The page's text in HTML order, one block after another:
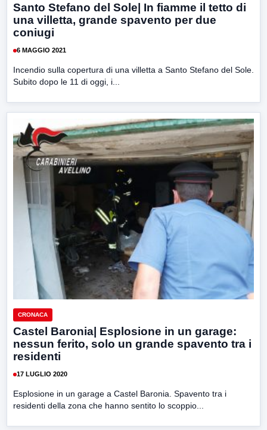
Santo Stefano del Sole| In fiamme il tetto di
una villetta, grande spavento per due
coniugi
6 MAGGIO 2021
Incendio sulla copertura di una villetta a Santo Stefano del Sole.
Subito dopo le 11 di oggi, i...
CRONACA
Castel Baronia| Esplosione in un garage:
nessun ferito, solo un grande spavento tra i
residenti
17 LUGLIO 2020
Esplosione in un garage a Castel Baronia. Spavento tra i
residenti della zona che hanno sentito lo scoppio...